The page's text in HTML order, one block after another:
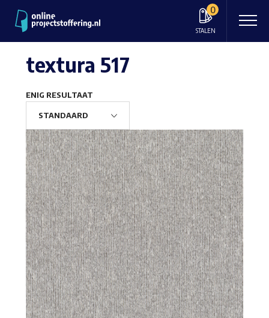
0
STALEN
textura 517
ENIG RESULTAAT